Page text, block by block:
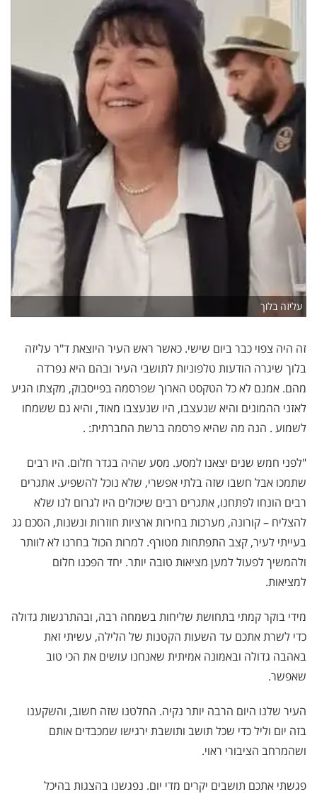
עליזה בלוך
זה היה צפוי כבר ביום שישי. כאשר ראש העיר היוצאת ד"ר עליזה
בלוך שיגרה הודעות טלפוניות לתושבי העיר ובהם היא נפרדה
מהם. אמנם לא כל הטקסט הארוך שפרסמה בפייסבוק, מקצתו הגיע
לאזני ההמונים והיא שנעצבו, היו שנעצבו מאוד, והיא גם ששמחו
לשמוע . הנה מה שהיא פרסמה ברשת החברתית: .
"לפני חמש שנים יצאנו למסע. מסע שהיה בגדר חלום. היו רבים
שתמכו אבל חשבו שזה בלתי אפשרי, שלא נוכל להשפיע. אתגרים
רבים הונחו לפתחנו, אתגרים רבים שיכולים היו לגרום לנו שלא
להצליח – קורונה, מערכות בחירות ארציות חוזרות ונשנות, הסכם גג
בעייתי לעיר, קצב התפתחות מטורף. למרות הכול בחרנו לא לוותר
ולהמשיך לפעול למען מציאות טובה יותר. יחד הפכנו חלום
למציאות.
מידי בוקר קמתי בתחושת שליחות בשמחה רבה, ובהתרגשות גדולה
כדי לשרת אתכם עד השעות הקטנות של הלילה, עשיתי זאת
באהבה גדולה ובאמונה אמיתית שאנחנו עושים את הכי טוב
שאפשר.
העיר שלנו היום הרבה יותר נקיה. החלטנו שזה חשוב, והשקענו
בזה יום וליל כדי שכל תושב ותושבת ירגישו שמכבדים אותם
ושהמרחב הציבורי ראוי.
פגשתי אתכם תושבים יקרים מדי יום. נפגשנו בהצגות בהיכל